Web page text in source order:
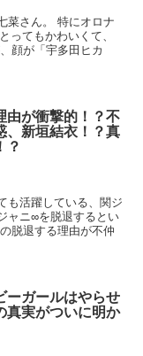
菜さん。 特にオロナ
ってもかわいくて、
顔が「宇多田ヒカ
由が衝撃的！？不
、新垣結衣！？真
？
も活躍している、関ジ
ャニ∞を脱退するとい
脱退する理由が不仲
ーガールはやらせ
真実がついに明か